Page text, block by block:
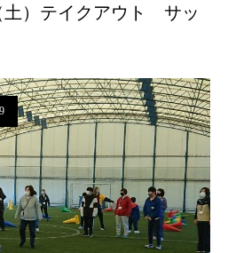
）テイクアウト サッ